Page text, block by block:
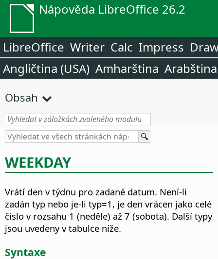
Nápověda LibreOffice 26.2
LibreOffice Writer Calc Impress
Angličtina (USA) Amharština Arabština
Obsah
WEEKDAY
Vrátí den v týdnu pro zadané datum. Není-li
zadán typ nebo je-li typ=1, je den vrácen jako celé
číslo v rozsahu 1 (neděle) až 7 (sobota). Další typy
jsou uvedeny v tabulce níže.
Syntaxe